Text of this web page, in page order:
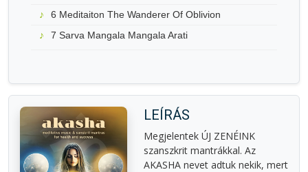
6 Meditaiton The Wanderer Of Oblivion
7 Sarva Mangala Mangala Arati
LEÍRÁS
Megjelentek ÚJ ZENÉINK
szanszkrit mantrákkal. Az
AKASHA nevet adtuk nekik, mert